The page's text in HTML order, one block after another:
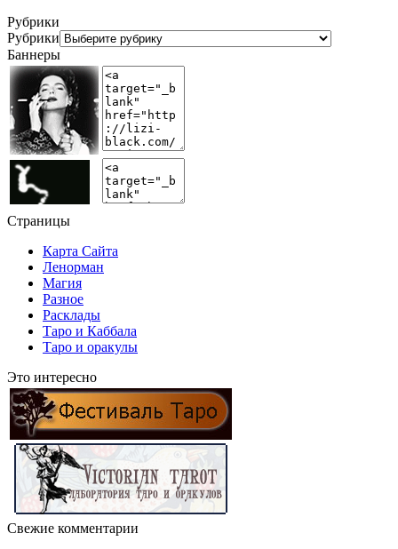
Рубрики
Рубрики
Баннеры
Страницы
Карта Сайта
Ленорман
Магия
Разное
Расклады
Таро и Каббала
Таро и оракулы
Это интересно
Свежие комментарии